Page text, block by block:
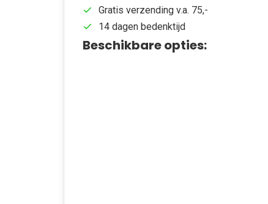
Gratis verzending v.a. 75,-
14 dagen bedenktijd
Beschikbare opties: